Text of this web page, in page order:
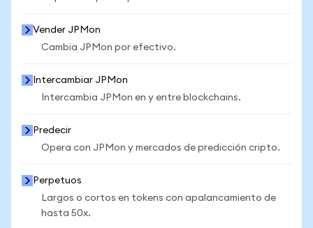
Vender JPMon
Cambia JPMon por efectivo.
Intercambiar JPMon
Intercambia JPMon en y entre blockchains.
Predecir
Opera con JPMon y mercados de predicción cripto.
Perpetuos
Largos o cortos en tokens con apalancamiento de
hasta 50x.